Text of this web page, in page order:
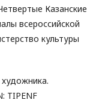
Казанские
всероссийской
культуры
TIPENF